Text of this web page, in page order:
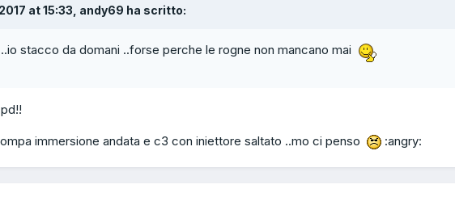
at 15:33, andy69 ha scritto:
stacco da domani ..forse perche le rogne non mancano mai
immersione andata e c3 con iniettore saltato ..mo ci penso :angry: